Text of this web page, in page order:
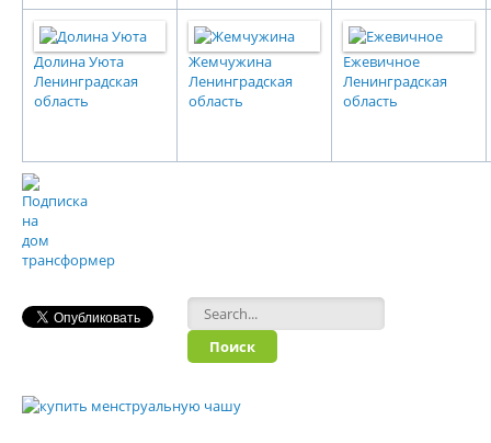
Долина Уюта
Ленинградская
область
Жемчужина
Ленинградская
область
Ежевичное
Ленинградская
область
Форма поиска